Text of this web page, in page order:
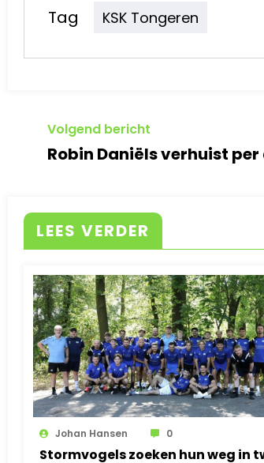
Tag KSK Tongeren
Volgend bericht
Robin Daniëls verhuist
LEES VERDER
Johan Hansen 0
Stormvogels zoeken hun weg in